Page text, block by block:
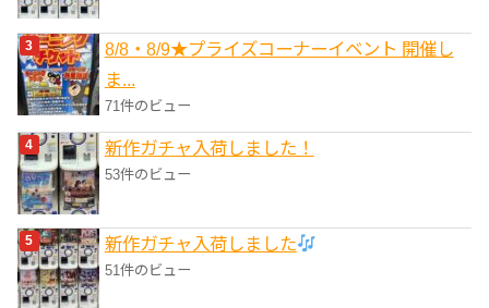
8/8・8/9★プライズコーナーイベント 開催し
ま...
71件のビュー
新作ガチャ入荷しました！
53件のビュー
新作ガチャ入荷しました
51件のビュー